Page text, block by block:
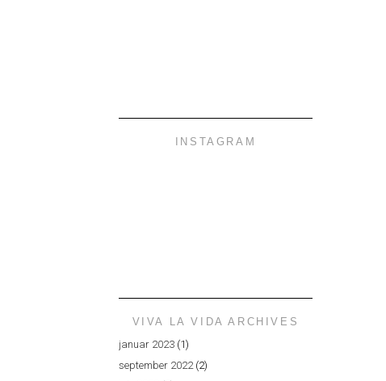
INSTAGRAM
VIVA LA VIDA ARCHIVES
januar 2023 (1)
september 2022 (2)